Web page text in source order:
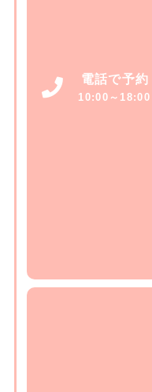
電話で予
10:00～18:00